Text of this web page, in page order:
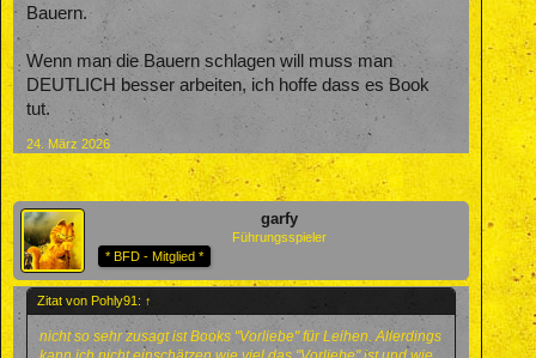
Bauern.
Wenn man die Bauern schlagen will muss man
DEUTLICH besser arbeiten, ich hoffe dass es Book
tut.
24. März 2026
garfy
Führungsspieler
* BFD - Mitglied *
Zitat von Pohly91: ↑
nicht so sehr zusagt ist Books "Vorliebe" für Leihen. Allerdings